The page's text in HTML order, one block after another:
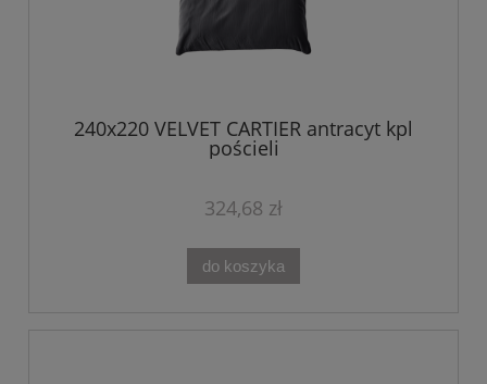
240x220 VELVET CARTIER antracyt kpl
pościeli
324,68 zł
do koszyka